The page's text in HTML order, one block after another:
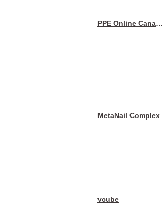
PPE Online Canada – Bulk PPE Supplier | N95, Gloves, Masks & Medical Supplies
MetaNail Complex
vcube